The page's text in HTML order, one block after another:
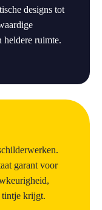
designs tot
heldere ruimte.
garant voor
tintje krijgt.